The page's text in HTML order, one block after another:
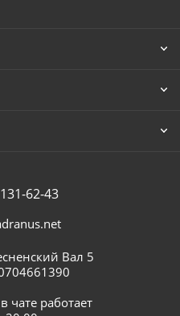
62-43
Вал 5
чате работает